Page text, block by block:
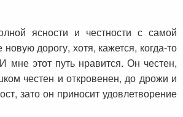
ясности и честности с самой
дорогу, хотя, кажется, когда-то
этот путь нравится. Он честен,
честен и откровенен, до дрожи и
зато он приносит удовлетворение